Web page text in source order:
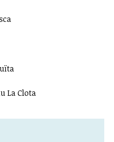
La Clota